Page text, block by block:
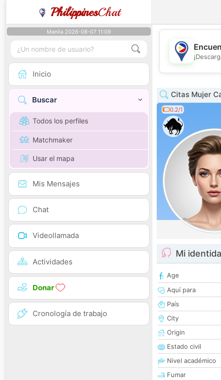
PhilippinesChat
Manila 2026-08-07 11:09
Inicio
Buscar
Todos los perfiles
Matchmaker
Usar el mapa
Mis Mensajes
Chat
Videollamada
Actividades
Donar
Cronología de trabajo
Citas Mujer
0.2/1
Mi
Age
Aquí para
País
City
Origin
Estado civil
Nivel académico
Fumar